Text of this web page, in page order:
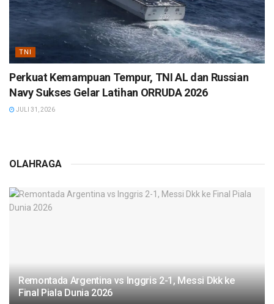
TNI
Perkuat Kemampuan Tempur, TNI AL dan Russian
Navy Sukses Gelar Latihan ORRUDA 2026
JULI 31, 2026
OLAHRAGA
Remontada Argentina vs Inggris 2-1, Messi Dkk ke
Final Piala Dunia 2026